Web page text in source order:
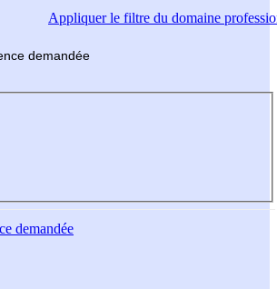
Appliquerle filtre du domaine
demandée
demandée